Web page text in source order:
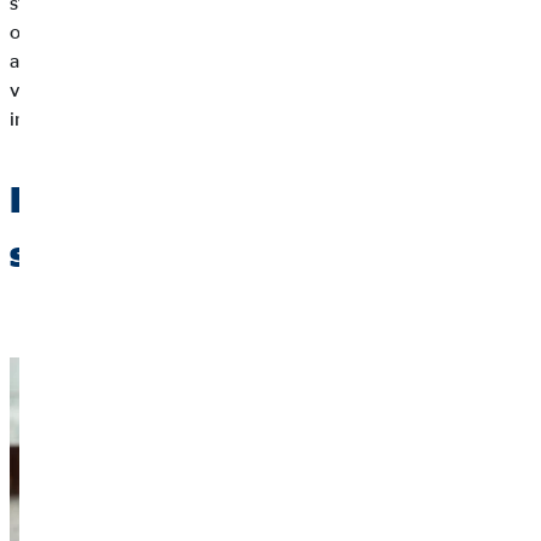
opleiding en bijkomende kosten. Dit laatste is echter wel
afhankelijk per werkgever. Bekijk zeker de duale opleidingen
van de universiteiten in Vlaanderen, ook daar kan je
interessante programma’s terugvinden.
Hoeveel geld heb je nodig als
student?